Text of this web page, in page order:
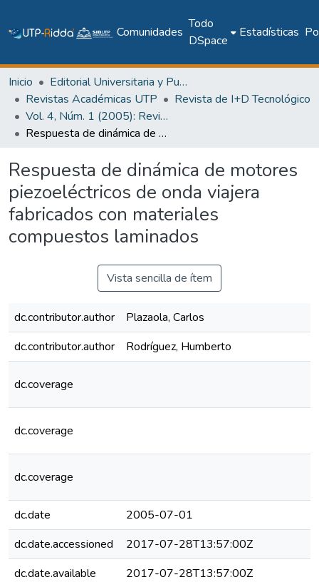
Comunidades
Todo
DSpace
Estadísticas
Inicio
Editorial Universitaria y Publicaciones Seriadas
Revistas Académicas UTP
Revista de I+D Tecnológico
Vol. 4, Núm. 1 (2005): Revista I+D Tecnológico
Respuesta de dinámica de motores piezoeléctricos de onda viajera fabricados con materiales compuestos laminados
Respuesta de dinámica de motores
piezoeléctricos de onda viajera
fabricados con materiales
compuestos laminados
Vista sencilla de ítem
dc.contributor.author
Plazaola, Carlos
dc.contributor.author
Rodríguez, Humberto
dc.coverage
dc.coverage
dc.coverage
dc.date
2005-07-01
dc.date.accessioned
2017-07-28T13:57:00Z
dc.date.available
2017-07-28T13:57:00Z